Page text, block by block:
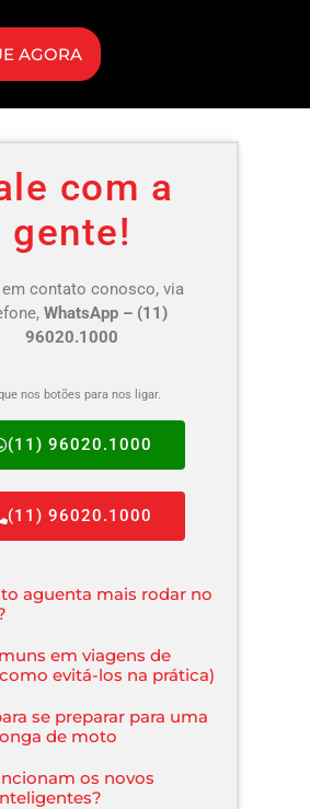
AGORA
com a
gente!
em contato conosco, via
WhatsApp – (11)
96020.1000
nos botões para nos ligar.
(11) 96020.1000
(11) 96020.1000
aguenta mais rodar no
em viagens de
evitá-los na prática)
se preparar para uma
de moto
os novos